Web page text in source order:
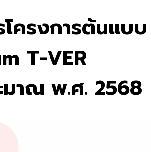
ครงการต้นแบบ
T-VER
าณ พ.ศ. 2568